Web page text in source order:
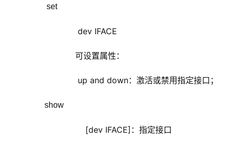
set
dev IFACE
可设置属性：
up and down：激活或禁用指定接口；
show
[dev IFACE]：指定接口